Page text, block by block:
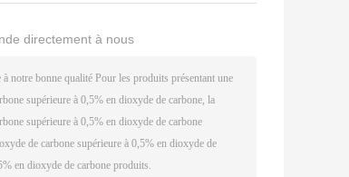
directement à nous